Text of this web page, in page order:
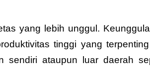
yang lebih unggul.
tinggi yang
sendiri ataupun luar daerah